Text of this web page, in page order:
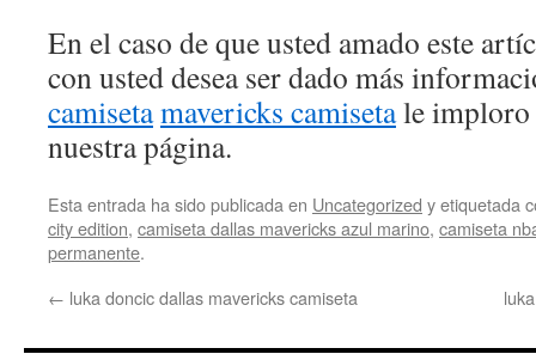
En el caso de que usted amado este
con usted desea ser dado más
camisetamavericks camisetale imploro
nuestra página.
Esta entrada ha sido publicada en Uncategorized y etiquetada
city edition, camiseta dallas mavericks azul marino, camiseta
permanente.
← luka doncic dallas mavericks camiseta